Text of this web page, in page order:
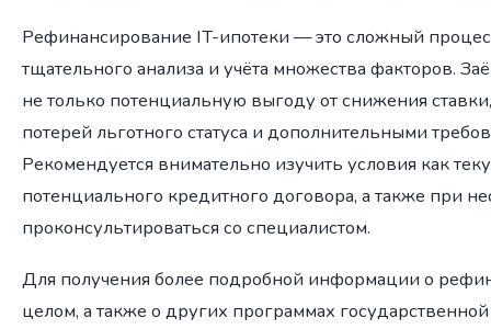
Рефинансирование IT-ипотеки — это сложный
тщательного анализа и учёта множества факторов.
не только потенциальную выгоду от снижения
потерей льготного статуса и дополнительными
Рекомендуется внимательно изучить условия как
потенциального кредитного договора, а также при
проконсультироваться со специалистом.
Для получения более подробной информации о
целом, а также о других программах